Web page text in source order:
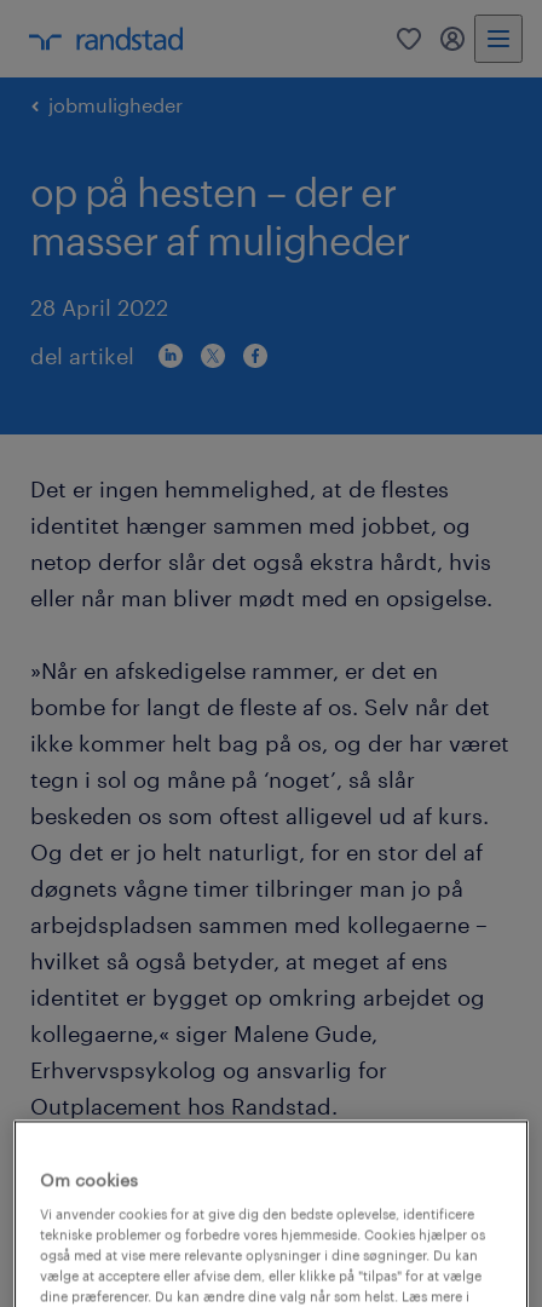
0
jobmuligheder
op på hesten – der er
masser af muligheder
28 April 2022
del artikel
Det er ingen hemmelighed, at de flestes
identitet hænger sammen med jobbet, og
netop derfor slår det også ekstra hårdt, hvis
eller når man bliver mødt med en opsigelse.
»Når en afskedigelse rammer, er det en
bombe for langt de fleste af os. Selv når det
ikke kommer helt bag på os, og der har været
tegn i sol og måne på ‘noget’, så slår
beskeden os som oftest alligevel ud af kurs.
Og det er jo helt naturligt, for en stor del af
døgnets vågne timer tilbringer man jo på
arbejdspladsen sammen med kollegaerne –
hvilket så også betyder, at meget af ens
identitet er bygget op omkring arbejdet og
kollegaerne,« siger Malene Gude,
Erhvervspsykolog og ansvarlig for
Outplacement hos Randstad.
Selv om det for langt de fleste af os kan være
svært at holde hovedet koldt i sådan en
situation, gælder det om så vidt muligt i nuet
at bevare fatningen, for på sigt kan det
Om cookies
Vi anvender cookies for at give dig den bedste oplevelse, identificere
tekniske problemer og forbedre vores hjemmeside. Cookies hjælper os
også med at vise mere relevante oplysninger i dine søgninger. Du kan
vælge at acceptere eller afvise dem, eller klikke på "tilpas" for at vælge
dine præferencer. Du kan ændre dine valg når som helst. Læs mere i